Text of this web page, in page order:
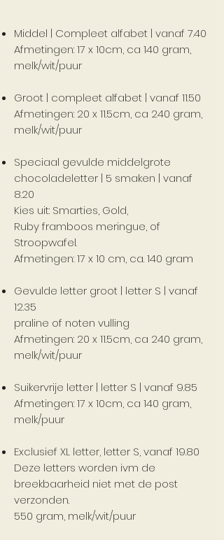
Middel | Compleet alfabet | vanaf 7.40
Afmetingen: 17 x 10cm, ca 140 gram,
melk/wit/puur
Groot | compleet alfabet | vanaf 11.50
Afmetingen: 20 x 11.5cm, ca 240 gram,
melk/wit/puur
Speciaal gevulde middelgrote
chocoladeletter | 5 smaken | vanaf
8.20
Kies uit: Smarties, Gold,
Ruby framboos meringue, of
Stroopwafel.
Afmetingen: 17 x 10 cm, ca. 140 gram
Gevulde letter groot | letter S | vanaf
12.35
praline of noten vulling
Afmetingen: 20 x 11.5cm, ca 240 gram,
melk/wit/puur
Suikervrije letter | letter S | vanaf 9.85
Afmetingen: 17 x 10cm, ca 140 gram,
melk/puur
Exclusief XL letter, letter S, vanaf 19.80
Deze letters worden ivm de
breekbaarheid niet met de post
verzonden.
550 gram, melk/wit/puur